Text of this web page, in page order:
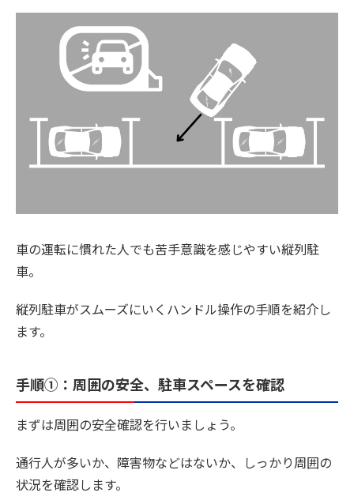
車の運転に慣れた人でも苦手意識を感じやすい縦列駐
車。
縦列駐車がスムーズにいくハンドル操作の手順を紹介し
ます。
手順①：周囲の安全、駐車スペースを確認
まずは周囲の安全確認を行いましょう。
通行人が多いか、障害物などはないか、しっかり周囲の
状況を確認します。